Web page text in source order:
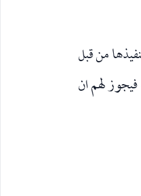
من قبل
لهم ان